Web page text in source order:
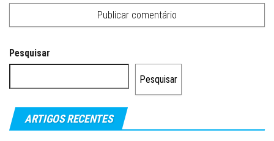
Pesquisar
Pesquisar
ARTIGOS RECENTES